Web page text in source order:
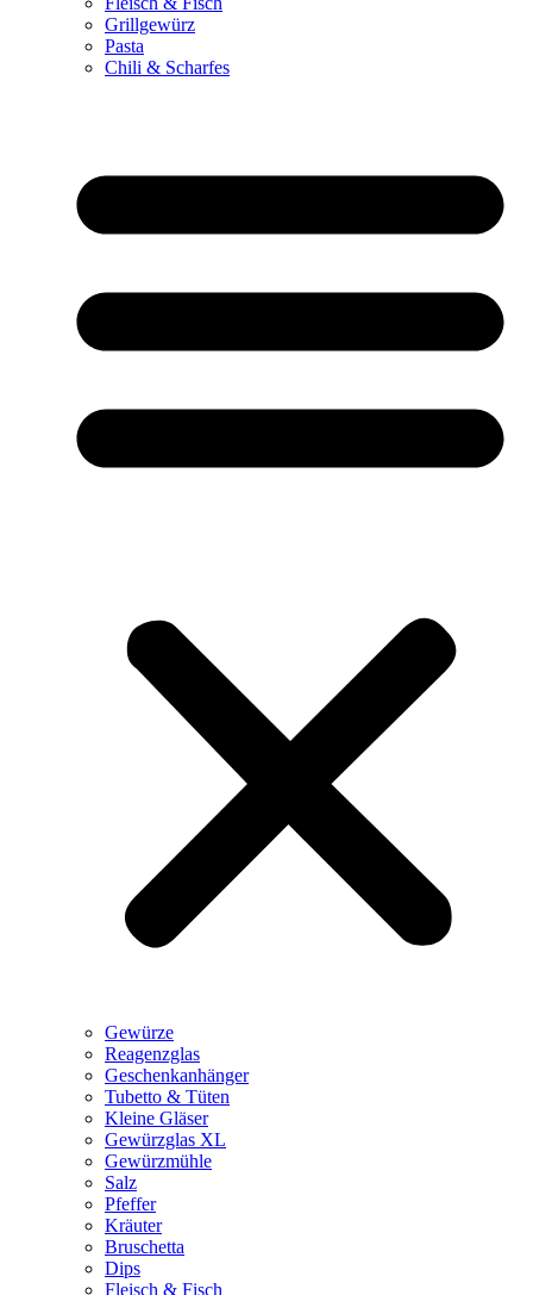
Grillgewürz
Pasta
Chili & Scharfes
Gewürze
Reagenzglas
Geschenkanhänger
Tubetto & Tüten
Kleine Gläser
Gewürzglas XL
Gewürzmühle
Salz
Pfeffer
Kräuter
Bruschetta
Dips
Fleisch & Fisch